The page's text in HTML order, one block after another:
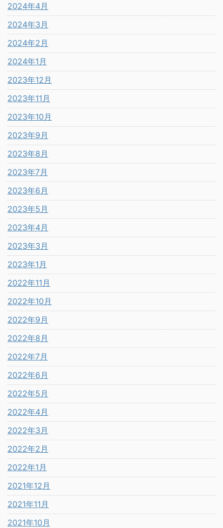
2024年4月
2024年3月
2024年2月
2024年1月
2023年12月
2023年11月
2023年10月
2023年9月
2023年8月
2023年7月
2023年6月
2023年5月
2023年4月
2023年3月
2023年1月
2022年11月
2022年10月
2022年9月
2022年8月
2022年7月
2022年6月
2022年5月
2022年4月
2022年3月
2022年2月
2022年1月
2021年12月
2021年11月
2021年10月